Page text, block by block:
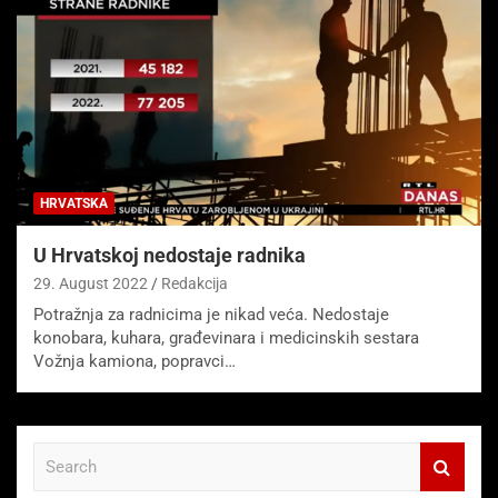
HRVATSKA
U Hrvatskoj nedostaje radnika
29. August 2022 Redakcija
Potražnja za radnicima je nikad veća. Nedostaje
konobara, kuhara, građevinara i medicinskih sestara
Vožnja kamiona, popravci…